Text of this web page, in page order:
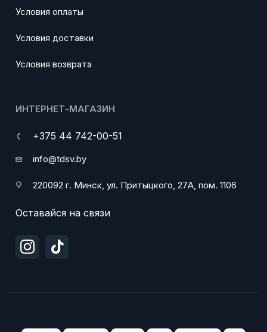
Условия оплаты
Условия доставки
Условия возврата
ИНТЕРНЕТ-МАГАЗИН
+375 44 742-00-51
info@tdsv.by
220092 г. Минск, ул. Притыцкого, 27А, пом. 1106
Оставайся на связи